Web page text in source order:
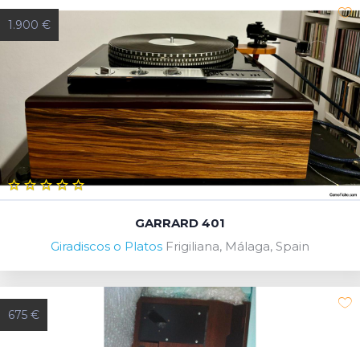
1.900 €
GARRARD 401
Giradiscos o Platos Frigiliana, Málaga, Spain
675 €